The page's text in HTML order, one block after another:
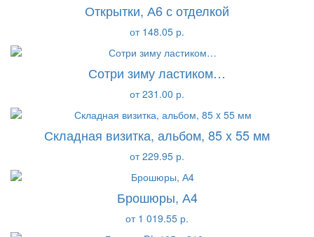
Открытки, А6 с отделкой
от 148.05 р.
Сотри зиму ластиком…
от 231.00 р.
Складная визитка, альбом, 85 x 55 мм
от 229.95 р.
Брошюры, А4
от 1 019.55 р.